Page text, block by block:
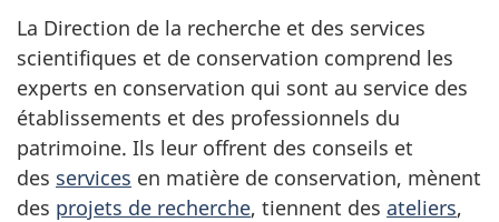
La Direction de la recherche et des services
scientifiques et de conservation comprend les
experts en conservation qui sont au service des
établissements et des professionnels du
patrimoine. Ils leur offrent des conseils et
des services en matière de conservation, mènent
des projets de recherche, tiennent des ateliers,